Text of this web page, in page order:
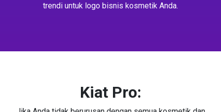
trendi untuk logo bisnis kosmetik Anda.
Kiat Pro: